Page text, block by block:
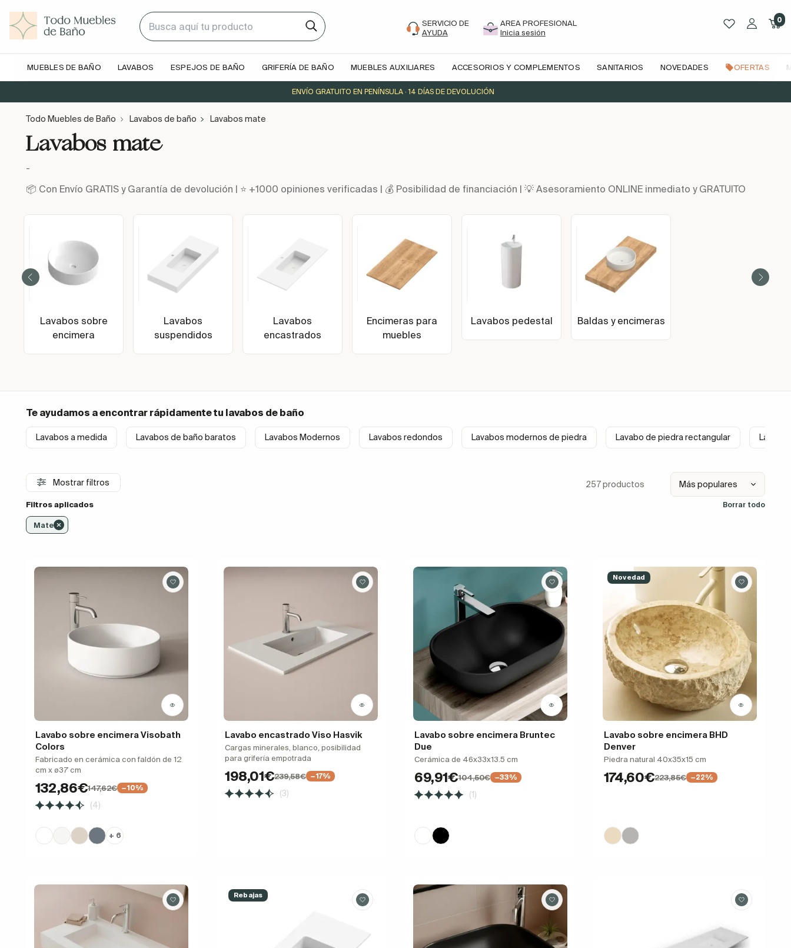
SERVICIO DE
AYUDA
AREA PROFESIONAL
Inicia sesión
0
MUEBLES DE BAÑO LAVABOS ESPEJOS DE BAÑO GRIFERÍA DE BAÑO MUEBLES AUXILIARES ACCESORIOS Y COMPLEMENTOS SANITARIOS NOVEDADES OFERTAS
ENVÍO GRATUITO EN PENÍNSULA · 14 DÍAS DE DEVOLUCIÓN
Todo Muebles de Baño Lavabos de baño Lavabos mate
Lavabos mate
-
📦 Con Envío GRATIS y Garantía de devolución | ⭐ +1000 opiniones verificadas | 💰 Posibilidad de financiación | 💡 Asesoramiento ONLINE inmediato y GRATUITO
Lavabos sobre
encimera
Lavabos
suspendidos
Lavabos
encastrados
Encimeras para
muebles
Lavabos pedestal Baldas y encimeras
Te ayudamos a encontrar rápidamente tu lavabos de baño
Lavabos a medida Lavabos de baño baratos Lavabos Modernos Lavabos redondos Lavabos modernos de piedra Lavabo de piedra rectangular
Mostrar filtros 257 productos
Filtros aplicados Borrar todo
Mate
Lavabo sobre encimera Visobath
Colors
Fabricado en cerámica con faldón de 12
cm x ø37 cm
132,86€147,62€ −10%
(4)
+ 6
Lavabo encastrado Viso Hasvik
Cargas minerales, blanco, posibilidad
para grifería empotrada
198,01€239,58€ −17%
(3)
Lavabo sobre encimera Bruntec
Due
Cerámica de 46x33x13.5 cm
69,91€104,50€ −33%
(1)
Novedad
Lavabo sobre encimera BHD
Denver
Piedra natural 40x35x15 cm
174,60€223,85€ −22%
Rebajas